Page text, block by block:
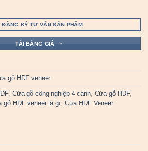
ĐĂNG KÝ TƯ VẤN SẢN PHẨM
TẢI BẢNG GIÁ
gỗ HDF veneer
, Cửa gỗ công nghiệp 4 cánh, Cửa gỗ HDF,
gỗ HDF veneer là gì, Cửa HDF Veneer